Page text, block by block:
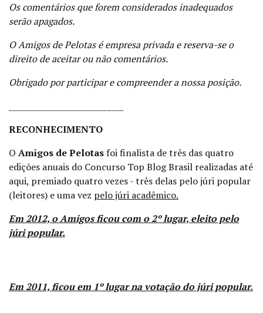
Os comentários que forem considerados inadequados
serão apagados.
O Amigos de Pelotas é empresa privada e reserva-se o
direito de aceitar ou não comentários.
Obrigado por participar e compreender a nossa posição.
RECONHECIMENTO
O Amigos de Pelotas foi finalista de três das quatro
edições anuais do Concurso Top Blog Brasil realizadas até
aqui, premiado quatro vezes - três delas pelo júri popular
(leitores) e uma vez pelo júri acadêmico.
Em 2012, o Amigos ficou com o 2º lugar, eleito pelo
júri popular.
Em 2011, ficou em 1º lugar na votação do júri popular.